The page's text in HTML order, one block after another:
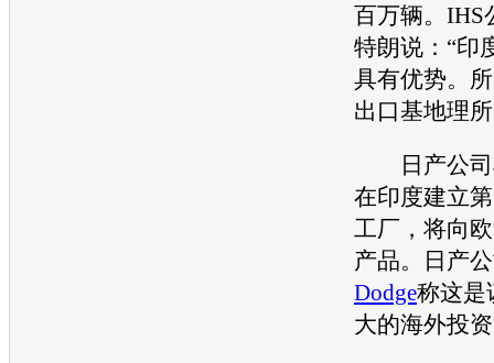
百万辆。IHS
特朗说：“印
具有优势。
出口基地理
日产公
在印度建立
工厂，将向
产品。
日产
Dodge称这是
大的海外投